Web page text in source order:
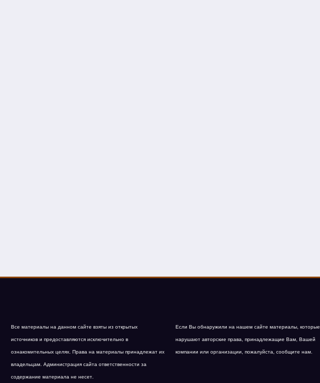
Все материалы на данном сайте взяты из открытых
источников и предоставляются исключительно в
ознакомительных целях. Права на материалы принадлежат их
владельцам. Администрация сайта ответственности за
содержание материала не несет.
Если Вы обнаружили на нашем сайте материалы, которые
нарушают авторские права, принадлежащие Вам, Вашей
компании или организации, пожалуйста, сообщите нам.